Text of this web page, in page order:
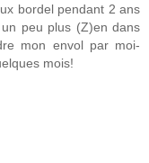
bordel pendant 2 ans
peu plus (Z)en dans
mon envol par moi-
mois!